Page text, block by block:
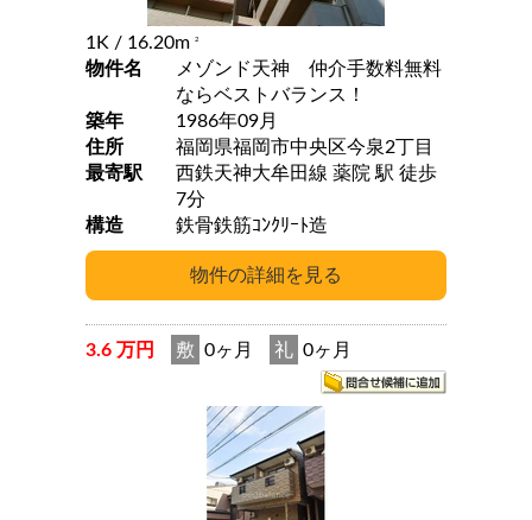
1K / 16.20m 2
物件名
メゾンド天神 仲介手数料無料
ならベストバランス！
築年
1986年09月
住所
福岡県福岡市中央区今泉2丁目
最寄駅
西鉄天神大牟田線 薬院 駅 徒歩
7分
構造
鉄骨鉄筋ｺﾝｸﾘｰﾄ造
3.6 万円 敷 0ヶ月 礼 0ヶ月